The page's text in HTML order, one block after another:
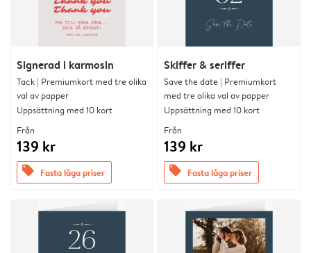
Signerad i karmosin
Tack | Premiumkort med tre olika
val av papper
Uppsättning med 10 kort
Från
139 kr
offers Fasta låga priser
Skiffer & seriffer
Save the date | Premiumkort
med tre olika val av papper
Uppsättning med 10 kort
Från
139 kr
offers Fasta låga priser